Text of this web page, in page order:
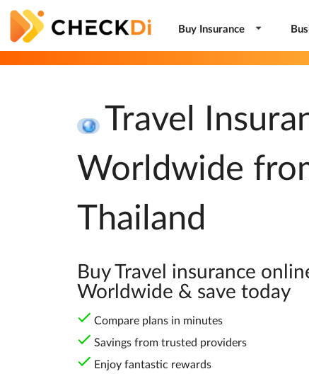
Buy Insurance
Travel
Worldwide
Thailand
Buy Travel insurance
Worldwide & save today
Compare plans in minutes
Savings from trusted providers
Enjoy fantastic rewards